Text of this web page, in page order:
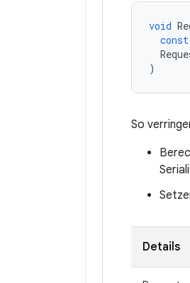
void
const
)
So
Details